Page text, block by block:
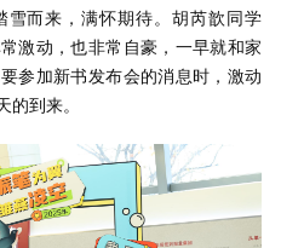
而来，满怀期待。胡芮歆同学
激动，也非常自豪，一早就和家
参加新书发布会的消息时，激动
到来。